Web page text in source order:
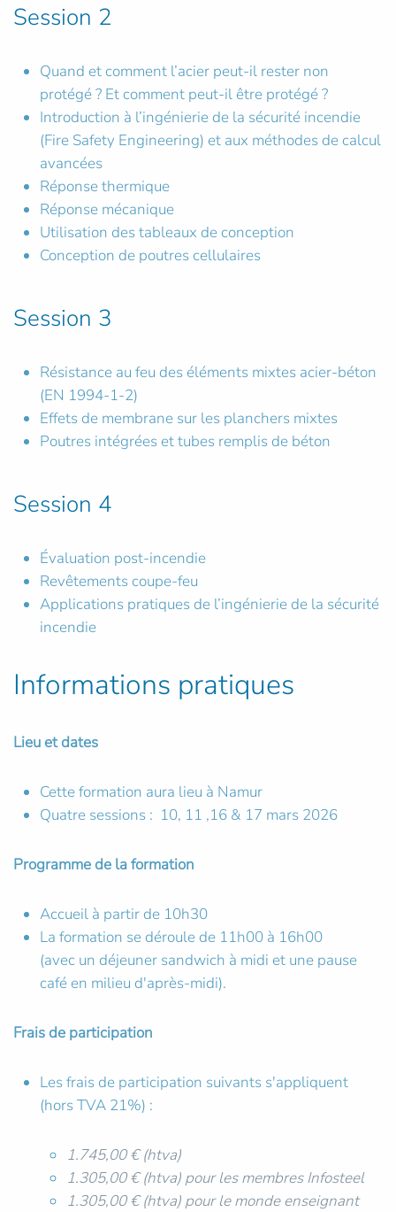
Session 2
Quand et comment l’acier peut-il rester non
protégé ? Et comment peut-il être protégé ?
Introduction à l’ingénierie de la sécurité incendie
(Fire Safety Engineering) et aux méthodes de calcul
avancées
Réponse thermique
Réponse mécanique
Utilisation des tableaux de conception
Conception de poutres cellulaires
Session 3
Résistance au feu des éléments mixtes acier-béton
(EN 1994-1-2)
Effets de membrane sur les planchers mixtes
Poutres intégrées et tubes remplis de béton
Session 4
Évaluation post-incendie
Revêtements coupe-feu
Applications pratiques de l’ingénierie de la sécurité
incendie
Informations pratiques
Lieu et dates
Cette formation aura lieu à Namur
Quatre sessions : 10, 11 ,16 & 17 mars 2026
Programme de la formation
Accueil à partir de 10h30
La formation se déroule de 11h00 à 16h00
(avec un déjeuner sandwich à midi et une pause
café en milieu d'après-midi).
Frais de participation
Les frais de participation suivants s'appliquent
(hors TVA 21%) :
1.745,00 € (htva)
1.305,00 € (htva) pour les membres Infosteel
1.305,00 € (htva) pour le monde enseignant